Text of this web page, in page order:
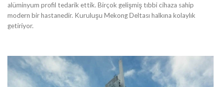
alüminyum profil tedarik ettik. Birçok gelişmiş tıbbi cihaza sahip
modern bir hastanedir. Kuruluşu Mekong Deltası halkına kolaylık
getiriyor.